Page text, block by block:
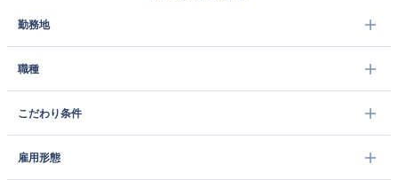
勤務地
職種
こだわり条件
雇用形態